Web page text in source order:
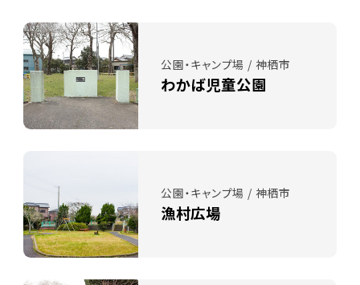
公園・キャンプ場 / 神栖市
わかば児童公園
公園・キャンプ場 / 神栖市
漁村広場